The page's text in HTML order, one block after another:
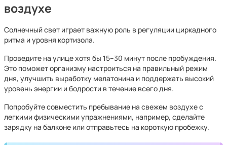
воздухе
Солнечный свет играет важную роль в регуляции циркадного
ритма и уровня кортизола.
Проведите на улице хотя бы 15–30 минут после пробуждения.
Это поможет организму настроиться на правильный режим
дня, улучшить выработку мелатонина и поддержать высокий
уровень энергии и бодрости в течение всего дня.
Попробуйте совместить пребывание на свежем воздухе с
легкими физическими упражнениями, например, сделайте
зарядку на балконе или отправьтесь на короткую пробежку.